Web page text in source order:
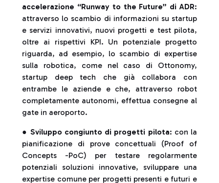
accelerazione “Runway to the Future” di ADR:
attraverso lo scambio di informazioni su startup
e servizi innovativi, nuovi progetti e test pilota,
oltre ai rispettivi KPI. Un potenziale progetto
riguarda, ad esempio, lo scambio di expertise
sulla robotica, come nel caso di Ottonomy,
startup deep tech che già collabora con
entrambe le aziende e che, attraverso robot
completamente autonomi, effettua consegne al
gate in aeroporto.
● Sviluppo congiunto di progetti pilota: con la
pianificazione di prove concettuali (Proof of
Concepts -PoC) per testare regolarmente
potenziali soluzioni innovative, sviluppare una
expertise comune per progetti presenti e futuri e